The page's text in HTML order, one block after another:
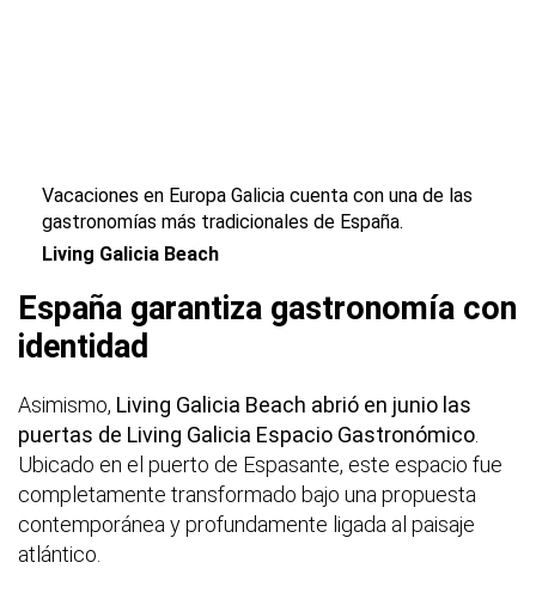
Vacaciones en Europa Galicia cuenta con una de las
gastronomías más tradicionales de España.
Living Galicia Beach
España garantiza gastronomía con
identidad
Asimismo, Living Galicia Beach abrió en junio las
puertas de Living Galicia Espacio Gastronómico.
Ubicado en el puerto de Espasante, este espacio fue
completamente transformado bajo una propuesta
contemporánea y profundamente ligada al paisaje
atlántico.